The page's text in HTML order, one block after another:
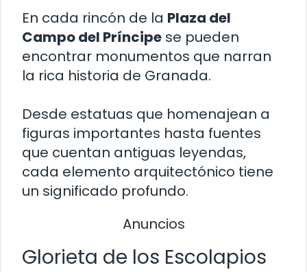
En cada rincón de la Plaza del
Campo del Príncipe se pueden
encontrar monumentos que narran
la rica historia de Granada.
Desde estatuas que homenajean a
figuras importantes hasta fuentes
que cuentan antiguas leyendas,
cada elemento arquitectónico tiene
un significado profundo.
Anuncios
Glorieta de los Escolapios